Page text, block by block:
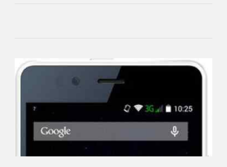
Join
Sign